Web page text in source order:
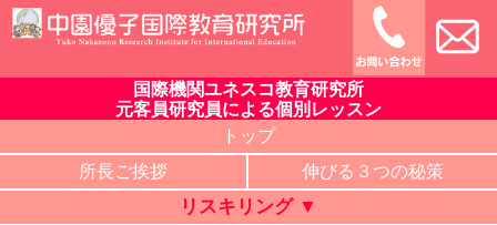
Skip
to
中園優子国際教育研究所
公式ホームページ、熊本県の山鹿・菊池・合志・植木で大評判
の英語教室・学習塾・日本語教室・タイ語教室・リスキリング
研修。中学・高校・大学受験に有利な英語を中心に「合格請負
人」と評判の講師が個別レッスン。ビジネス英語、企業研修。
オンライン授業、出張講義、家庭教師も対応。
国際機関ユネスコ教育研究所
元客員研究員による個別レッスン
トップ
所長ご挨拶
伸びる３つの秘策
リスキリング ▼